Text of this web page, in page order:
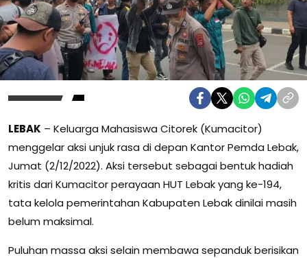
LEBAK – Keluarga Mahasiswa Citorek (Kumacitor)
menggelar aksi unjuk rasa di depan Kantor Pemda Lebak,
Jumat (2/12/2022). Aksi tersebut sebagai bentuk hadiah
kritis dari Kumacitor perayaan HUT Lebak yang ke-194,
tata kelola pemerintahan Kabupaten Lebak dinilai masih
belum maksimal.
Puluhan massa aksi selain membawa sepanduk berisikan